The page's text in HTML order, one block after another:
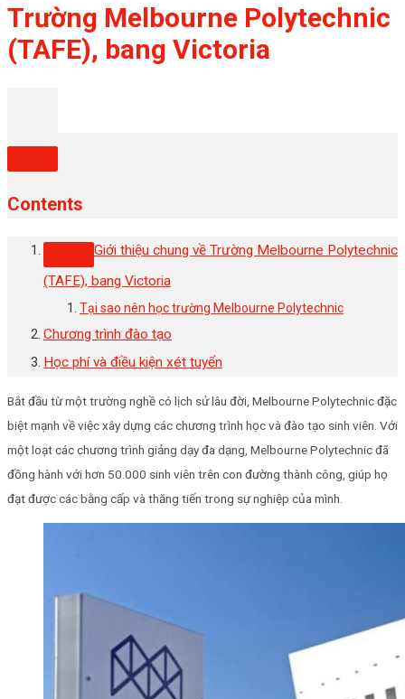
Trường Melbourne Polytechnic
(TAFE), bang Victoria
Contents
Giới thiệu chung về Trường Melbourne Polytechnic
(TAFE), bang Victoria
Tại sao nên học trường Melbourne Polytechnic
Chương trình đào tạo
Học phí và điều kiện xét tuyển
Bắt đầu từ một trường nghề có lịch sử lâu đời, Melbourne Polytechnic đặc
biệt mạnh về việc xây dựng các chương trình học và đào tạo sinh viên. Với
một loạt các chương trình giảng dạy đa dạng, Melbourne Polytechnic đã
đồng hành với hơn 50.000 sinh viên trên con đường thành công, giúp họ
đạt được các bằng cấp và thăng tiến trong sự nghiệp của mình.